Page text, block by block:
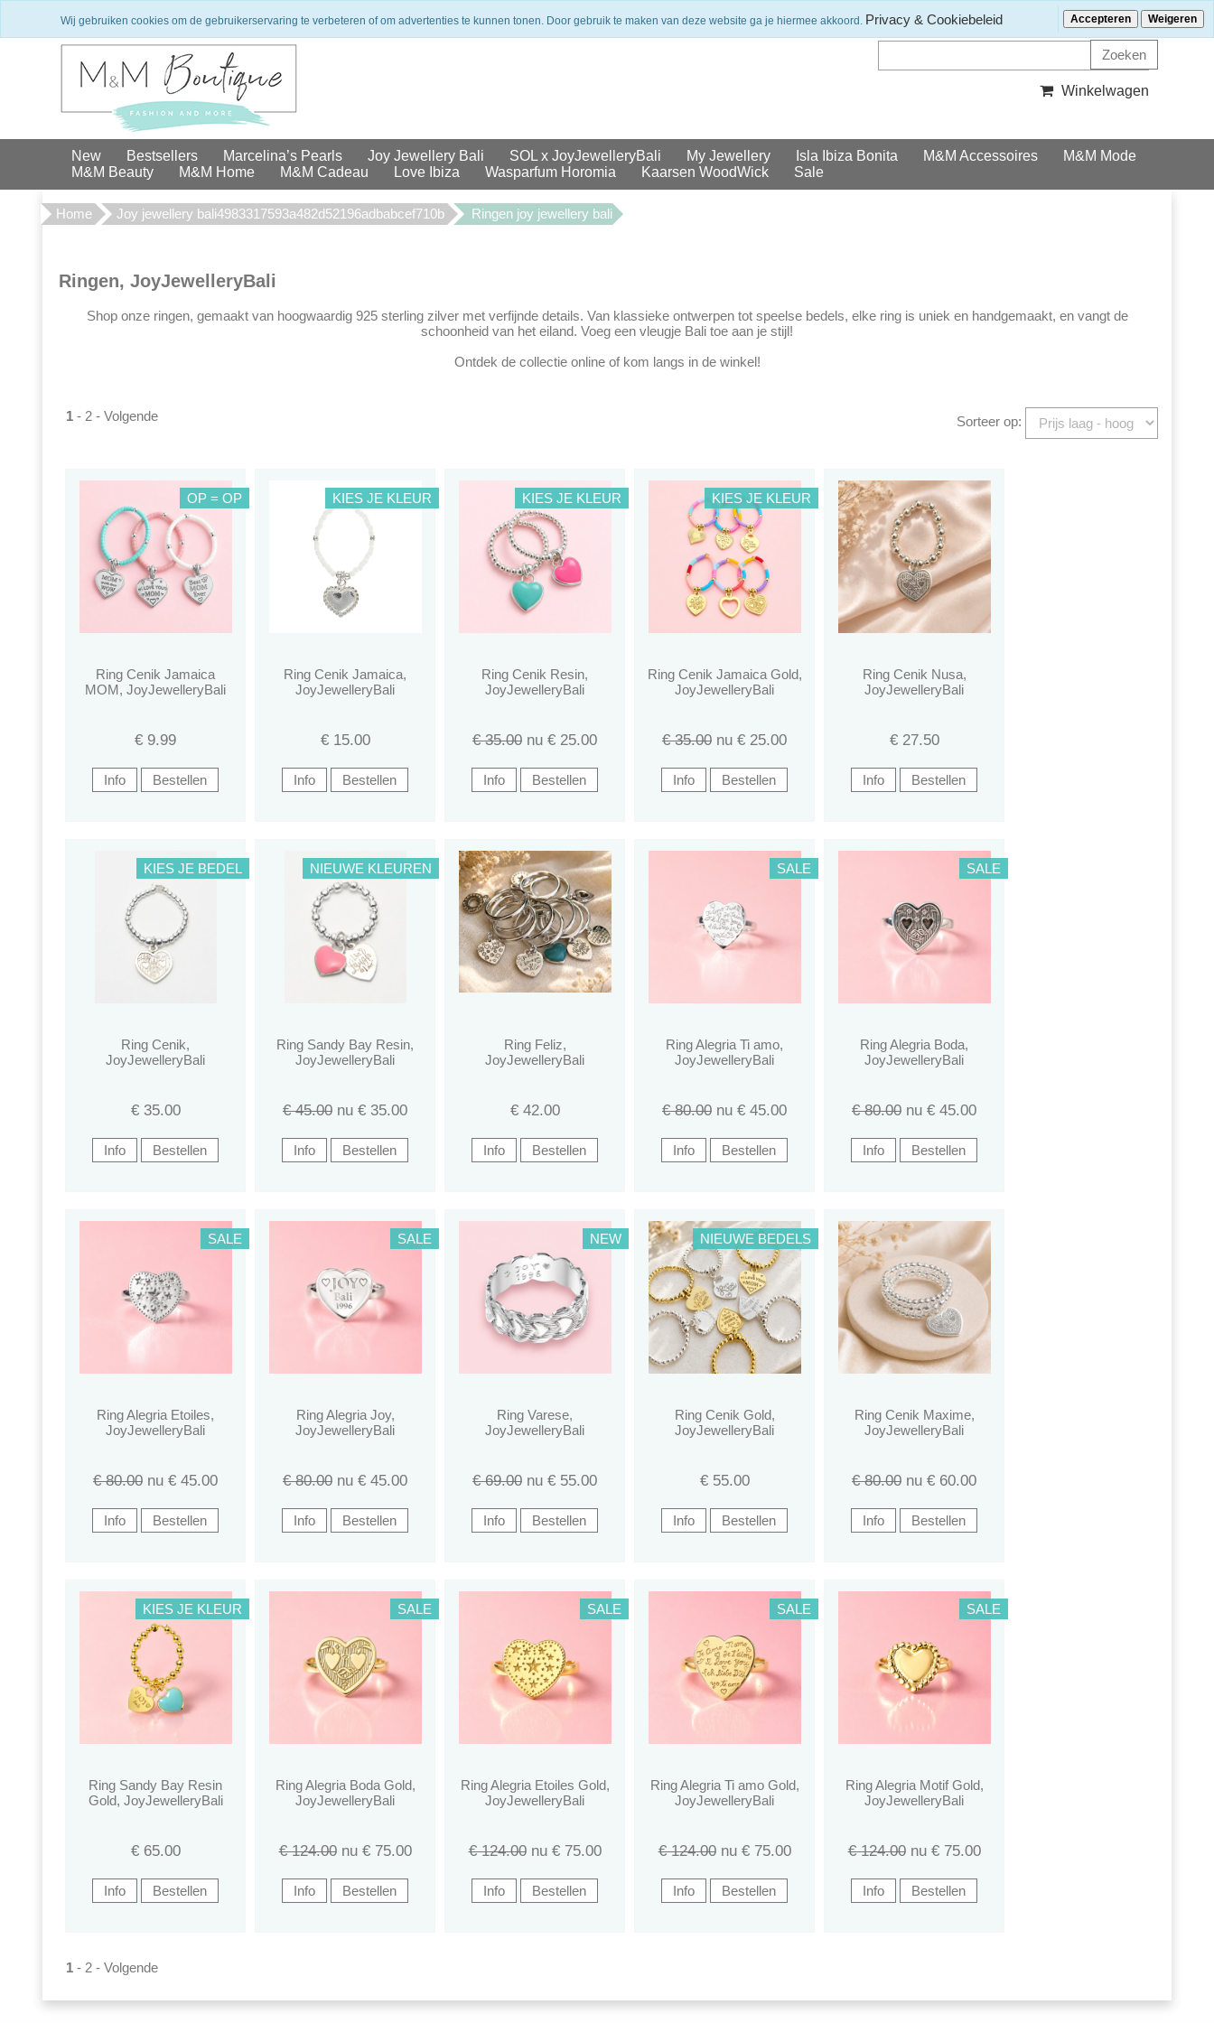
Winkel in Den Haag Exclusieve merken Veilig betalen Uit voorraad geleverd Klantenservice Nieuwsbrief ontvangen?
Winkelwagen
New Bestsellers Marcelina’s Pearls Joy Jewellery Bali SOL x JoyJewelleryBali My Jewellery Isla Ibiza Bonita M&M Accessoires
M&M Mode
M&M Beauty
M&M Home M&M Cadeau Love Ibiza Wasparfum Horomia Kaarsen WoodWick Sale
Home Joy jewellery bali4983317593a482d52196adbabcef710b Ringen joy jewellery bali
Ringen, JoyJewelleryBali
Shop onze ringen, gemaakt van hoogwaardig 925 sterling zilver met verfijnde details. Van klassieke ontwerpen tot speelse bedels, elke ring is uniek en handgemaakt, en vangt de
schoonheid van het eiland. Voeg een vleugje Bali toe aan je stijl!
Ontdek de collectie online of kom langs in de winkel!
Sorteer op:
1 - 2 - Volgende
OP = OP
Ring Cenik Jamaica
MOM, JoyJewelleryBali
€ 9.99
KIES JE KLEUR
Ring Cenik Jamaica,
JoyJewelleryBali
€ 15.00
KIES JE KLEUR
Ring Cenik Resin,
JoyJewelleryBali
€ 35.00 nu € 25.00
KIES JE KLEUR
Ring Cenik Jamaica Gold,
JoyJewelleryBali
€ 35.00 nu € 25.00
Ring Cenik Nusa,
JoyJewelleryBali
€ 27.50
KIES JE BEDEL
Ring Cenik,
JoyJewelleryBali
€ 35.00
NIEUWE KLEUREN
Ring Sandy Bay Resin,
JoyJewelleryBali
€ 45.00 nu € 35.00
Ring Feliz,
JoyJewelleryBali
€ 42.00
SALE
Ring Alegria Ti amo,
JoyJewelleryBali
€ 80.00 nu € 45.00
SALE
Ring Alegria Boda,
JoyJewelleryBali
€ 80.00 nu € 45.00
SALE
Ring Alegria Etoiles,
JoyJewelleryBali
€ 80.00 nu € 45.00
SALE
Ring Alegria Joy,
JoyJewelleryBali
€ 80.00 nu € 45.00
NEW
Ring Varese,
JoyJewelleryBali
€ 69.00 nu € 55.00
NIEUWE BEDELS
Ring Cenik Gold,
JoyJewelleryBali
€ 55.00
Ring Cenik Maxime,
JoyJewelleryBali
€ 80.00 nu € 60.00
KIES JE KLEUR
Ring Sandy Bay Resin
Gold, JoyJewelleryBali
€ 65.00
SALE
Ring Alegria Boda Gold,
JoyJewelleryBali
€ 124.00nu € 75.00
SALE
Ring Alegria Etoiles Gold,
JoyJewelleryBali
€ 124.00nu € 75.00
SALE
Ring Alegria Ti amo Gold,
JoyJewelleryBali
€ 124.00nu € 75.00
SALE
Ring Alegria Motif Gold,
JoyJewelleryBali
€ 124.00nu € 75.00
1 - 2 - Volgende
Wij gebruiken cookies om de gebruikerservaring te verbeteren of om advertenties te kunnen tonen. Door gebruik te maken van deze website ga je hiermee akkoord. Privacy & Cookiebeleid Accepteren Weigeren